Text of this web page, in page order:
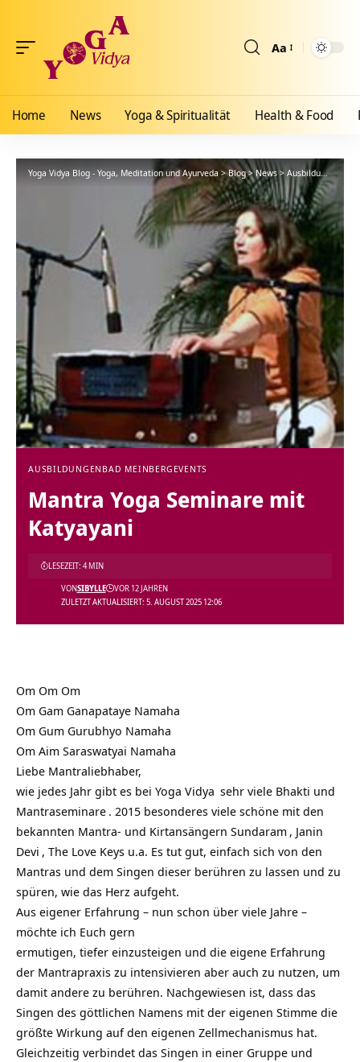
Aa
Home News Yoga & Spiritualität Health & Food
Yoga Vidya Blog - Yoga, Meditation und Ayurveda >Blog>News> Ausbildungen >
AUSBILDUNGEN BAD MEINBERG EVENTS
Mantra Yoga Seminare mit
Katyayani
ZULETZT AKTUALISIERT: 5. AUGUST 2025 12:06
VONSIBYLLE VOR 12 JAHREN
LESEZEIT: 4 MIN
Om Om Om
Om Gam Ganapataye Namaha
Om Gum Gurubhyo Namaha
Om Aim Saraswatyai Namaha
Liebe Mantraliebhaber,
wie jedes Jahr gibt es bei Yoga Vidya sehr viele Bhakti und
Mantraseminare . 2015 besonderes viele schöne mit den
bekannten Mantra- und Kirtansängern Sundaram , Janin
Devi , The Love Keys u.a. Es tut gut, einfach sich von den
Mantras und dem Singen dieser berühren zu lassen und zu
spüren, wie das Herz aufgeht.
Aus eigener Erfahrung – nun schon über viele Jahre –
möchte ich Euch gern
ermutigen, tiefer einzusteigen und die eigene Erfahrung
der Mantrapraxis zu intensivieren aber auch zu nutzen, um
damit andere zu berühren. Nachgewiesen ist, dass das
Singen des göttlichen Namens mit der eigenen Stimme die
größte Wirkung auf den eigenen Zellmechanismus hat.
Gleichzeitig verbindet das Singen in einer Gruppe und